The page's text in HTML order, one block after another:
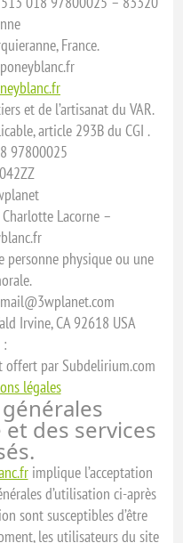
France.
et de l’artisanat du VAR.
article 293B du CGI .
97800025
Lacorne –
personne physique ou une
Irvine, CA 92618 USA
:
offert par Subdelirium.com
légales
des services
implique l’acceptation
d’utilisation ci-après
sont susceptibles d’être
les utilisateurs du site